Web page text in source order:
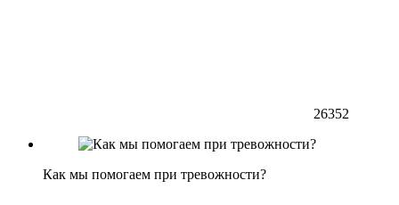
26352
Как мы помогаем при тревожности?